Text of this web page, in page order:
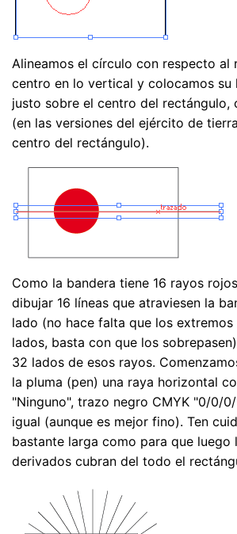
Alineamos el círculo con respecto al
centro en lo vertical y colocamos su
justo sobre el centro del rectángulo,
(en las versiones del ejército de
centro del rectángulo).
Como la bandera tiene 16 rayos
dibujar 16 líneas que atraviesen la
lado (no hace falta que los
lados, basta con que los
32 lados de esos rayos.
la pluma (pen) una raya horizontal
"Ninguno", trazo negro CMYK "0/0/
igual (aunque es mejor fino). Ten
bastante larga como para que luego
derivados cubran del todo el